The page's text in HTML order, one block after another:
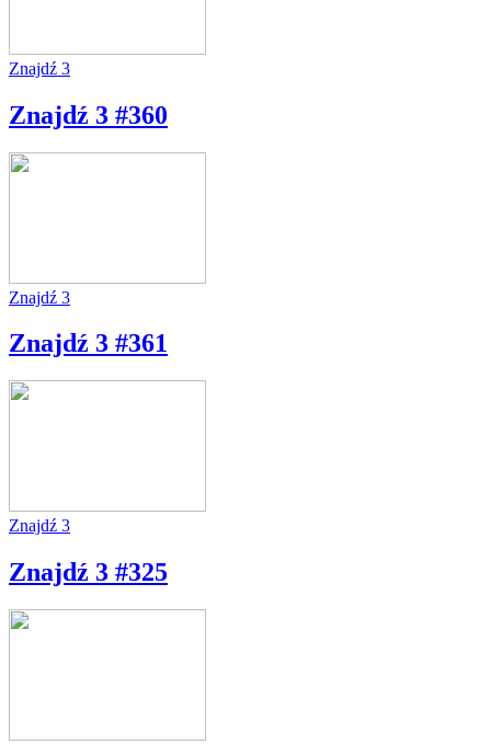
Znajdź 3
Znajdź 3 #360
Znajdź 3
Znajdź 3 #361
Znajdź 3
Znajdź 3 #325